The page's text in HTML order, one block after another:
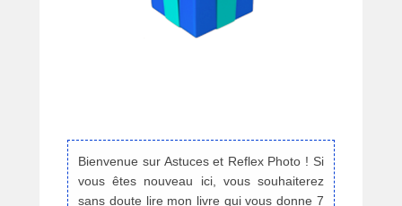
Bienvenue sur Astuces et Reflex Photo ! Si
vous êtes nouveau ici, vous souhaiterez
sans doute lire mon livre qui vous donne 7